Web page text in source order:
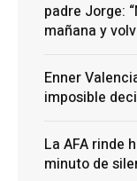
padre Jorge:
mañana y
Enner
imposible
La AFA rinde
minuto de